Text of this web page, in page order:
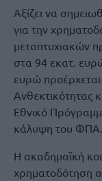
Αξίζει να
για την
μεταπτυχιακών
στα 94 εκατ.
ευρώ
Ανθεκτικότητας
Εθνικό
κάλυψη του ΦΠΑ.
Η ακαδημαϊκή
χρηματοδότηση